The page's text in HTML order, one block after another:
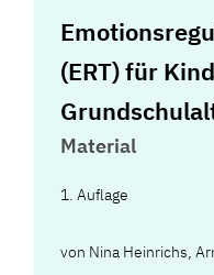
(ERT) für
Material
1. Auflage
von Nina Heinrichs,